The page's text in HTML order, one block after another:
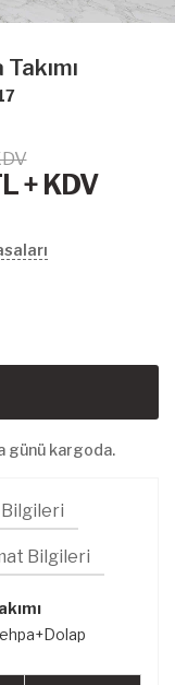
+ KDV
günü kargoda.
Bilgileri